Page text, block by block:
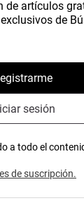
de artículos
de
sesión
a todo el
de suscripción.